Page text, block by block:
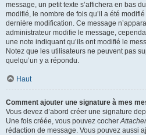
message, un petit texte s’affichera en bas
modifié, le nombre de fois qu’il a été
dernière modification. Ce message
administrateur modifie le message,
une note indiquant qu’ils ont modifié le
Notez que les utilisateurs ne peuvent pas
quelqu’un y a répondu.
Haut
Comment ajouter une signature à mes
Vous devez d’abord créer une signature
Une fois créée, vous pouvez cocher
rédaction de message. Vous pouvez aussi